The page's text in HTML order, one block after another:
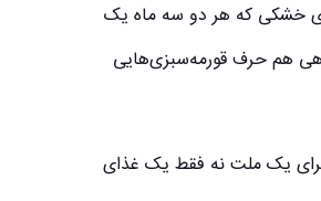
خشکی که هر دو سه ماه یک
هم حرف قورمه‌سبزی‌هایی
برای یک ملت نه فقط یک غذای